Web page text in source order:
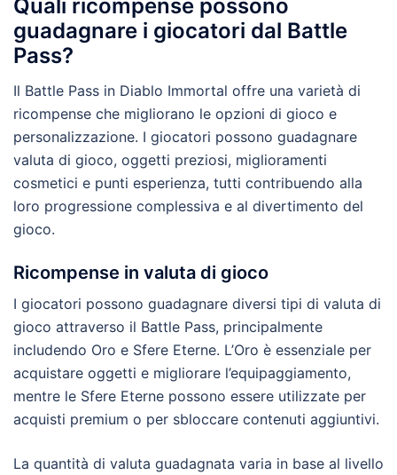
Quali ricompense possono
guadagnare i giocatori dal Battle
Pass?
Il Battle Pass in Diablo Immortal offre una varietà di
ricompense che migliorano le opzioni di gioco e
personalizzazione. I giocatori possono guadagnare
valuta di gioco, oggetti preziosi, miglioramenti
cosmetici e punti esperienza, tutti contribuendo alla
loro progressione complessiva e al divertimento del
gioco.
Ricompense in valuta di gioco
I giocatori possono guadagnare diversi tipi di valuta di
gioco attraverso il Battle Pass, principalmente
includendo Oro e Sfere Eterne. L’Oro è essenziale per
acquistare oggetti e migliorare l’equipaggiamento,
mentre le Sfere Eterne possono essere utilizzate per
acquisti premium o per sbloccare contenuti aggiuntivi.
La quantità di valuta guadagnata varia in base al livello